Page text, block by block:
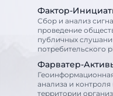
Фактор-
Сбор и анализ
проведение
публичных
потребительского
Фарватер-
анализа и
территории